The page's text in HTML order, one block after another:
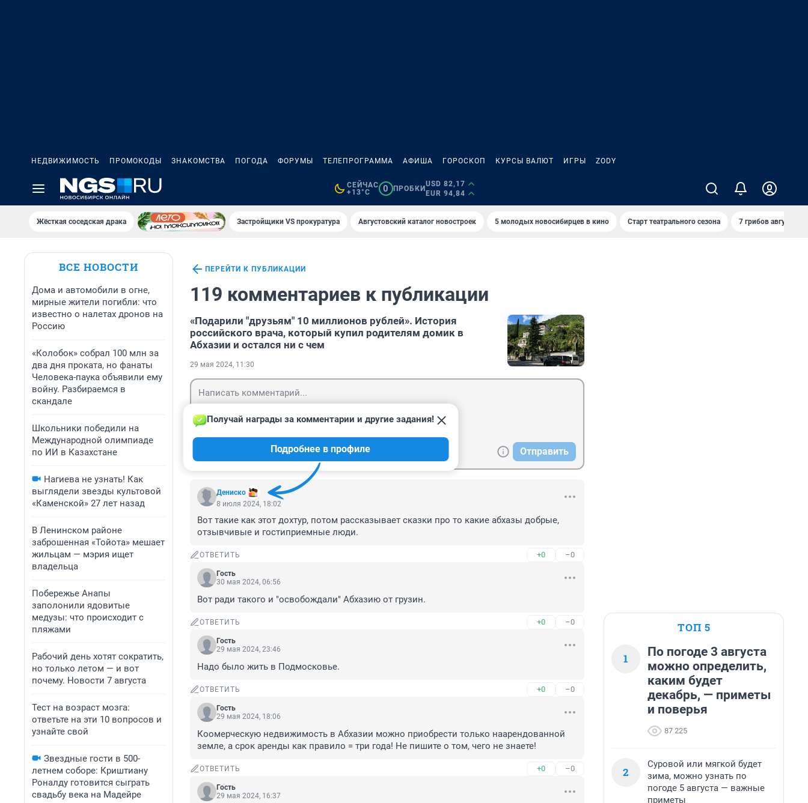
НЕДВИЖИМОСТЬ ПРОМОКОДЫ ЗНАКОМСТВА ПОГОДА ФОРУМЫ ТЕЛЕПРОГРАММА АФИША ГОРОСКОП КУРСЫ ВАЛЮТ ИГРЫ ZODY
СЕЙЧАС
+13°C
0 ПРОБКИ
USD 82,17
EUR 94,84
Жёсткая соседская драка Застройщики VS прокуратура Августовский каталог новостроек 5 молодых новосибирцев в кино Старт театрального сезона 7 грибов августа
ВСЕ НОВОСТИ
Дома и автомобили в огне,
мирные жители погибли: что
известно о налетах дронов на
Россию
«Колобок» собрал 100 млн за
два дня проката, но фанаты
Человека-паука объявили ему
войну. Разбираемся в
скандале
Школьники победили на
Международной олимпиаде
по ИИ в Казахстане
Нагиева не узнать! Как
выглядели звезды культовой
«Каменской» 27 лет назад
В Ленинском районе
заброшенная «Тойота» мешает
жильцам — мэрия ищет
владельца
Побережье Анапы
заполонили ядовитые
медузы: что происходит с
пляжами
Рабочий день хотят сократить,
но только летом — и вот
почему. Новости 7 августа
Тест на возраст мозга:
ответьте на эти 10 вопросов и
узнайте свой
Звездные гости в 500-
летнем соборе: Криштиану
Роналду готовится сыграть
свадьбу века на Мадейре
ПЕРЕЙТИ К ПУБЛИКАЦИИ
119 комментариев к публикации
«Подарили "друзьям" 10 миллионов рублей». История
российского врача, который купил родителям домик в
Абхазии и остался ни с чем
29 мая 2024, 11:30
Отправить
Дениско
Получай награды за комментарии и другие задания!
Подробнее в профиле
8 июля 2024, 18:02
Вот такие как этот дохтур, потом рассказывает сказки про то какие абхазы добрые,
отзывчивые и гостиприемные люди.
ОТВЕТИТЬ +0 –0
Гость
30 мая 2024, 06:56
Вот ради такого и "освобождали" Абхазию от грузин.
ОТВЕТИТЬ +0 –0
Гость
29 мая 2024, 23:46
Надо было жить в Подмосковье.
ОТВЕТИТЬ +0 –0
Гость
29 мая 2024, 18:06
Коомерческую недвижимость в Абхазии можно приобрести только наарендованной
земле, а срок аренды как правило = три года! Не пишите о том, чего не знаете!
ОТВЕТИТЬ +0 –0
Гость
29 мая 2024, 16:37
ТОП 5
1
По погоде 3 августа
можно определить,
каким будет
декабрь, — приметы
и поверья
87 225
2
Суровой или мягкой будет
зима, можно узнать по
погоде 5 августа — важные
приметы